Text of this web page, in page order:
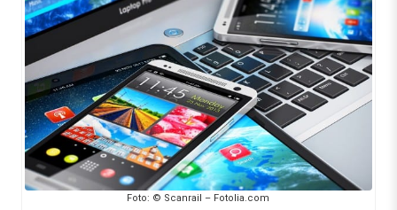
Foto: © Scanrail – Fotolia.com